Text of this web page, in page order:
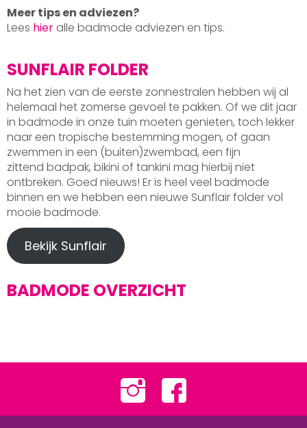
Meer tips en adviezen?
Lees hier alle badmode adviezen en tips.
SUNFLAIR FOLDER
Na het zien van de eerste zonnestralen hebben wij al
helemaal het zomerse gevoel te pakken. Of we dit jaar
in badmode in onze tuin moeten genieten, toch lekker
naar een tropische bestemming mogen, of gaan
zwemmen in een (buiten)zwembad, een fijn
zittend badpak, bikini of tankini mag hierbij niet
ontbreken. Goed nieuws! Er is heel veel badmode
binnen en we hebben een nieuwe Sunflair folder vol
mooie badmode.
Bekijk Sunflair
BADMODE OVERZICHT